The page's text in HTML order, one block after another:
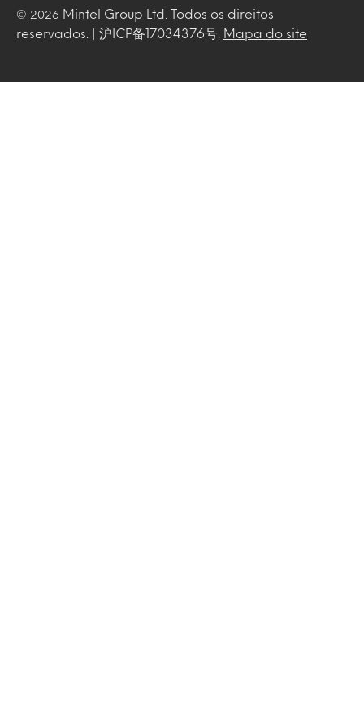
© 2026
Mintel Group Ltd. Todos os direitos
reservados. | 沪ICP备17034376号.
Mapa do site